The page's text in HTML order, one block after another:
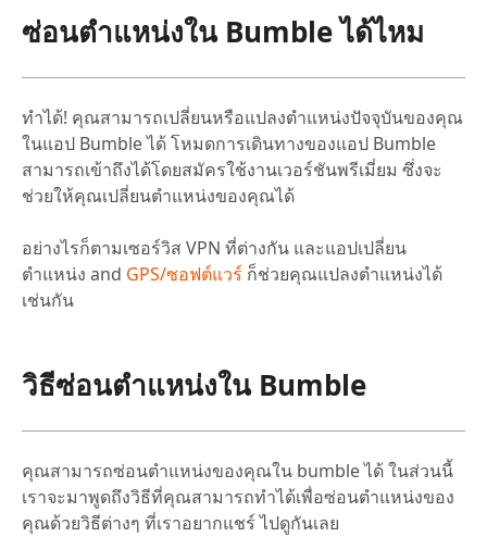
ซ่อนตำแหน่งใน Bumble ได้ไหม
ทำได้! คุณสามารถเปลี่ยนหรือแปลงตำแหน่งปัจจุบันของคุณ
ในแอป Bumble ได้ โหมดการเดินทางของแอป Bumble
สามารถเข้าถึงได้โดยสมัครใช้งานเวอร์ชันพรีเมี่ยม ซึ่งจะ
ช่วยให้คุณเปลี่ยนตำแหน่งของคุณได้
อย่างไรก็ตามเซอร์วิส VPN ที่ต่างกัน และแอปเปลี่ยน
ตำแหน่ง and GPS/ซอฟต์แวร์ ก็ช่วยคุณแปลงตำแหน่งได้
เช่นกัน
วิธีซ่อนตำแหน่งใน Bumble
คุณสามารถซ่อนตำแหน่งของคุณใน bumble ได้ ในส่วนนี้
เราจะมาพูดถึงวิธีที่คุณสามารถทำได้เพื่อซ่อนตำแหน่งของ
คุณด้วยวิธีต่างๆ ที่เราอยากแชร์ ไปดูกันเลย